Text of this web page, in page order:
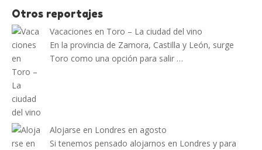
Otros reportajes
Vacaciones en Toro – La ciudad del vino
En la provincia de Zamora, Castilla y León, surge
Toro como una opción para salir …
Alojarse en Londres en agosto
Si tenemos pensado alojarnos en Londres y para